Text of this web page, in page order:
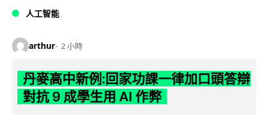
人工智能
arthur 2 小時
丹麥高中新例:回家功課一律加口頭答辯
對抗 9 成學生用 AI 作弊